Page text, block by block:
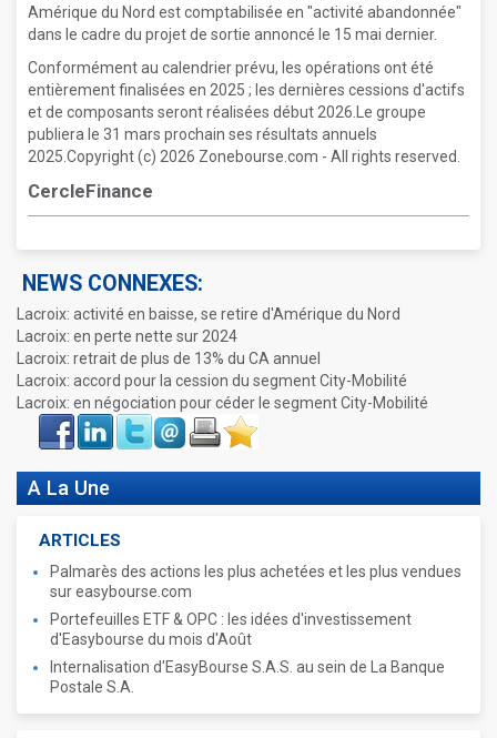
Amérique du Nord est comptabilisée en "activité abandonnée"
dans le cadre du projet de sortie annoncé le 15 mai dernier.
Conformément au calendrier prévu, les opérations ont été
entièrement finalisées en 2025 ; les dernières cessions d'actifs
et de composants seront réalisées début 2026.Le groupe
publiera le 31 mars prochain ses résultats annuels
2025.Copyright (c) 2026 Zonebourse.com - All rights reserved.
CercleFinance
NEWS CONNEXES:
Lacroix: activité en baisse, se retire d'Amérique du Nord
Lacroix: en perte nette sur 2024
Lacroix: retrait de plus de 13% du CA annuel
Lacroix: accord pour la cession du segment City-Mobilité
Lacroix: en négociation pour céder le segment City-Mobilité
Face
book
LinkIn Twitter Envoyer ImprimerFavoris
A La Une
ARTICLES
Palmarès des actions les plus achetées et les plus vendues
sur easybourse.com
Portefeuilles ETF & OPC : les idées d'investissement
d'Easybourse du mois d'Août
Internalisation d'EasyBourse S.A.S. au sein de La Banque
Postale S.A.